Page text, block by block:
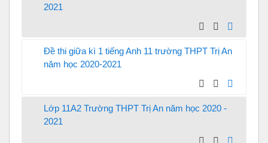
2021
Đề thi giữa kì 1 tiếng Anh 11 trường THPT Trị An
năm học 2020-2021
Lớp 11A2 Trường THPT Trị An năm học 2020 -
2021